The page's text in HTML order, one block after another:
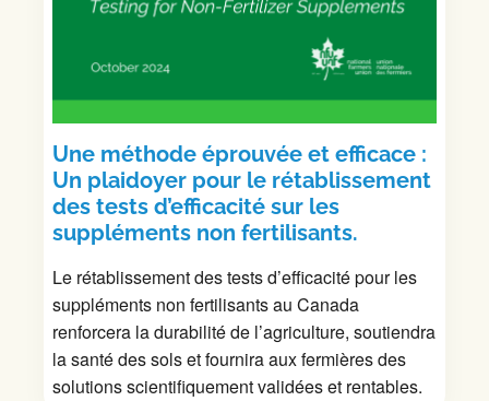
Une méthode éprouvée et efficace :
Un plaidoyer pour le rétablissement
des tests d’efficacité sur les
suppléments non fertilisants.
Le rétablissement des tests d’efficacité pour les
suppléments non fertilisants au Canada
renforcera la durabilité de l’agriculture, soutiendra
la santé des sols et fournira aux fermières des
solutions scientifiquement validées et rentables.